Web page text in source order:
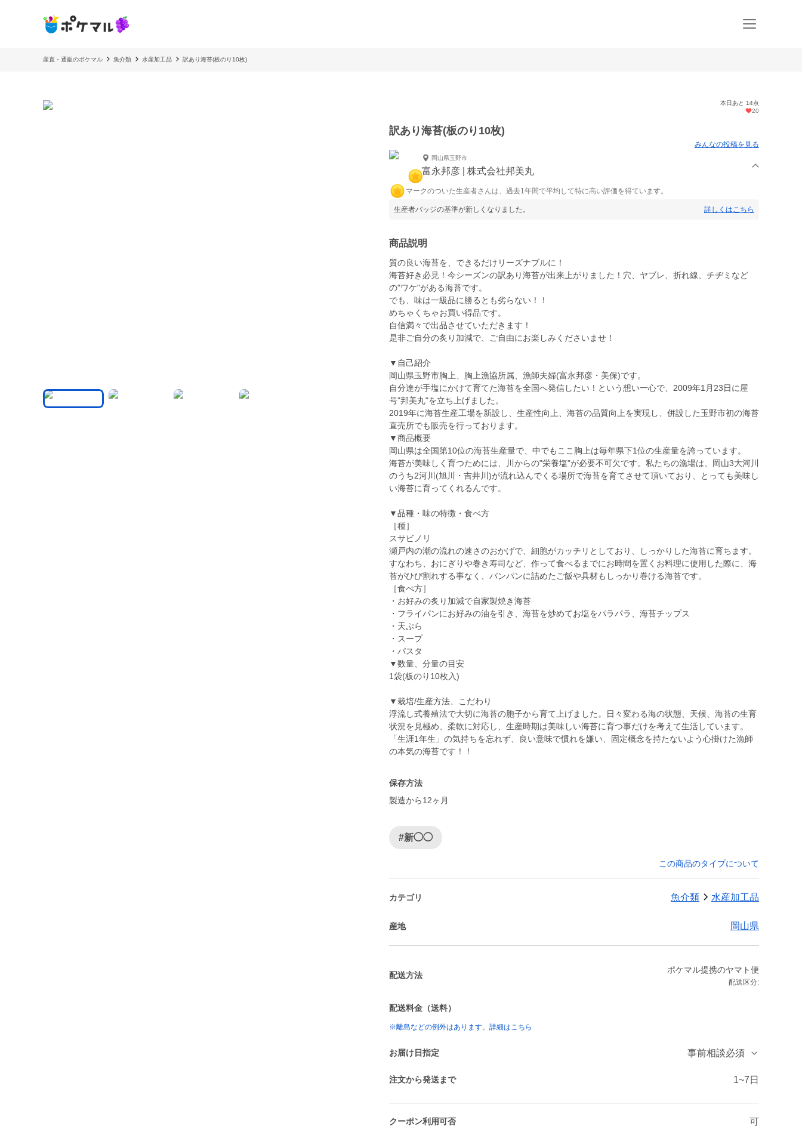
産直・通販のポケマル 魚介類 水産加工品 訳あり海苔(板のり10枚)
本日あと 14点
20
訳あり海苔(板のり10枚)
みんなの投稿を見る
岡山県玉野市
富永邦彦 | 株式会社邦美丸
マークのついた生産者さんは、過去1年間で平均して特に高い評価を得ています。
生産者バッジの基準が新しくなりました。 詳しくはこちら
商品説明
質の良い海苔を、できるだけリーズナブルに！
海苔好き必見！今シーズンの訳あり海苔が出来上がりました！穴、ヤブレ、折れ線、チヂミなど
の"ワケ"がある海苔です。
でも、味は一級品に勝るとも劣らない！！
めちゃくちゃお買い得品です。
自信満々で出品させていただきます！
是非ご自分の炙り加減で、ご自由にお楽しみくださいませ！
▼自己紹介
岡山県玉野市胸上、胸上漁協所属、漁師夫婦(富永邦彦・美保)です。
自分達が手塩にかけて育てた海苔を全国へ発信したい！という想い一心で、2009年1月23日に屋
号"邦美丸"を立ち上げました。
2019年に海苔生産工場を新設し、生産性向上、海苔の品質向上を実現し、併設した玉野市初の海苔
直売所でも販売を行っております。
▼商品概要
岡山県は全国第10位の海苔生産量で、中でもここ胸上は毎年県下1位の生産量を誇っています。
海苔が美味しく育つためには、川からの"栄養塩"が必要不可欠です。私たちの漁場は、岡山3大河川
のうち2河川(旭川・吉井川)が流れ込んでくる場所で海苔を育てさせて頂いており、とっても美味し
い海苔に育ってくれるんです。
▼品種・味の特徴・食べ方
［種］
スサビノリ
瀬戸内の潮の流れの速さのおかげで、細胞がカッチリとしており、しっかりした海苔に育ちます。
すなわち、おにぎりや巻き寿司など、作って食べるまでにお時間を置くお料理に使用した際に、海
苔がひび割れする事なく、パンパンに詰めたご飯や具材もしっかり巻ける海苔です。
［食べ方］
・お好みの炙り加減で自家製焼き海苔
・フライパンにお好みの油を引き、海苔を炒めてお塩をパラパラ、海苔チップス
・天ぷら
・スープ
・パスタ
▼数量、分量の目安
1袋(板のり10枚入)
▼栽培/生産方法、こだわり
浮流し式養殖法で大切に海苔の胞子から育て上げました。日々変わる海の状態、天候、海苔の生育
状況を見極め、柔軟に対応し、生産時期は美味しい海苔に育つ事だけを考えて生活しています。
「生涯1年生」の気持ちを忘れず、良い意味で慣れを嫌い、固定概念を持たないよう心掛けた漁師
の本気の海苔です！！
保存方法
製造から12ヶ月
#新◯◯
この商品のタイプについて
カテゴリ 魚介類 水産加工品
産地 岡山県
配送方法
ポケマル提携のヤマト便
配送区分:
配送料金（送料）
※離島などの例外はあります。詳細はこちら
お届け日指定 事前相談必須
注文から発送まで 1~7日
クーポン利用可否 可